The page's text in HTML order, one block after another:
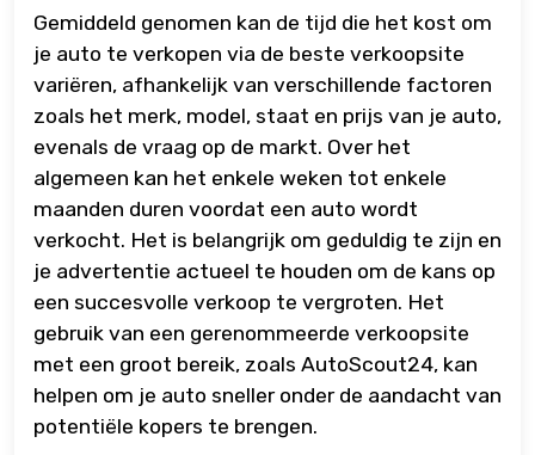
Gemiddeld genomen kan de tijd die het kost om
je auto te verkopen via de beste verkoopsite
variëren, afhankelijk van verschillende factoren
zoals het merk, model, staat en prijs van je auto,
evenals de vraag op de markt. Over het
algemeen kan het enkele weken tot enkele
maanden duren voordat een auto wordt
verkocht. Het is belangrijk om geduldig te zijn en
je advertentie actueel te houden om de kans op
een succesvolle verkoop te vergroten. Het
gebruik van een gerenommeerde verkoopsite
met een groot bereik, zoals AutoScout24, kan
helpen om je auto sneller onder de aandacht van
potentiële kopers te brengen.